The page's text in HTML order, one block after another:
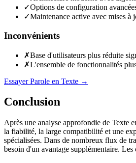
✓Options de configuration
✓Maintenance active avec mises à
Inconvénients
✗Base d'utilisateurs plus réduite
✗L'ensemble de fonctionnalités
Essayer Parole en Texte →
Conclusion
Après une analyse approfondie de Texte
la fiabilité, la large compatibilité et une
spécialisées. Dans de nombreux flux de
besoin d'un avantage supplémentaire.